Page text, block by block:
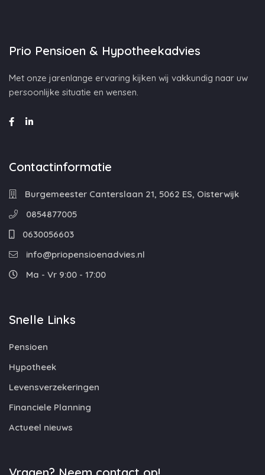
Prio Pensioen & Hypotheekadvies
Met onze jarenlange ervaring kijken wij vakkundig naar uw
persoonlijke situatie en wensen.
Contactinformatie
Burgemeester Canterslaan 21, 5062 ES, Oisterwijk
0854877005
0630056603
info@priopensioenadvies.nl
Ma - Vr 9:00 - 17:00
Snelle Links
Pensioen
Hypotheek
Levensverzekeringen
Financiele Planning
Actueel nieuws